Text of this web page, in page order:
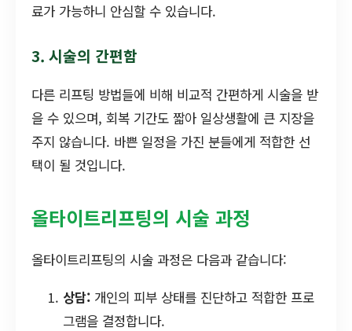
료가 가능하니 안심할 수 있습니다.
3. 시술의 간편함
다른 리프팅 방법들에 비해 비교적 간편하게 시술을 받
을 수 있으며, 회복 기간도 짧아 일상생활에 큰 지장을
주지 않습니다. 바쁜 일정을 가진 분들에게 적합한 선
택이 될 것입니다.
올타이트리프팅의 시술 과정
올타이트리프팅의 시술 과정은 다음과 같습니다:
상담: 개인의 피부 상태를 진단하고 적합한 프로
그램을 결정합니다.